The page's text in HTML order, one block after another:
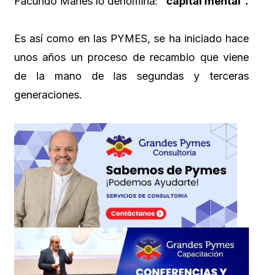
Es así como en las PYMES, se ha iniciado hace
unos años un proceso de recambio que viene
de la mano de las segundas y terceras
generaciones.